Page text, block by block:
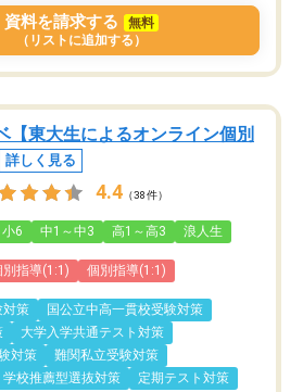
資料を請求する
無料
（リストに追加する）
【東大生によるオンライン個別
詳しく見る
4.4 （38件）
6 中1～中3 高1～高3 浪人生
指導(1:1) 個別指導(1:1)
対策
国公立中高一貫校受験対策
大学入学共通テスト対策
対策
難関私立受験対策
校推薦型選抜対策
定期テスト対策